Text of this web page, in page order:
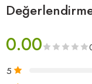
Toplam Ağırlık /
Metrekare
0.00
5